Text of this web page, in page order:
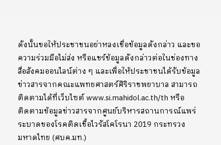
ดังนั้นขอให้ประชาชนอย่าหลงเชื่อข้อมูลดังกล่าว และขอ
ความร่วมมือไม่ส่ง หรือแชร์ข้อมูลดังกล่าวต่อในช่องทาง
สื่อสังคมออนไลน์ต่าง ๆ และเพื่อให้ประชาชนได้รับข้อมูล
ข่าวสารจากคณะแพทยศาสตร์ศิริราชพยาบาล สามารถ
ติดตามได้ที่เว็บไซต์www.si.mahidol.ac.th/th หรือ
ติดตามข้อมูลข่าวสารจากศูนย์บริหารสถานการณ์แพร่
ระบาดของโรคติดเชื้อไวรัสโคโรนา 2019 กระทรวง
มหาดไทย (ศบค.มท.)